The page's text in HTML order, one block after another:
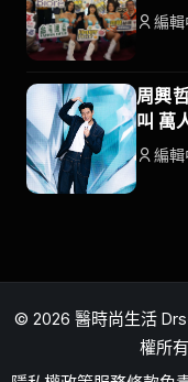
編
周興
叫 萬
編
© 2026 醫時尚生活
權所